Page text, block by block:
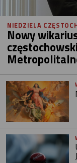
NIEDZIELA
Nowy